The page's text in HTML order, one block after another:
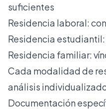
suficientes
Residencia laboral:
Residencia
Residencia familiar:
Cada modalidad de
análisis
Documentación